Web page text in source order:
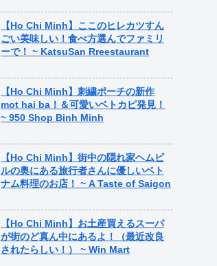
【Ho Chi Minh】ここのヒレカツすん
ごい美味しい！食べ方選んでファミリ
ーで！ ~ KatsuSan Rreestaurant
【Ho Chi Minh】刺繍ポーチの新作
mot hai ba！＆可愛いベトカピ発見！
~ 950 Shop Binh Minh
【Ho Chi Minh】街中の隠れ家ヘムビ
ルの奥にある旅行者さんに優しいベト
ナム料理のお店！ ~ A Taste of Saigon
【Ho Chi Minh】お土産買えるスーパ
が街のど真ん中にあるよ！（最近改良
されたらしい！） ~ Win Mart